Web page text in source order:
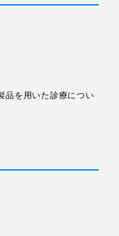
品を用いた診療につい